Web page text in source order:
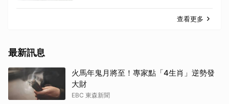
查看更多
最新訊息
火馬年鬼月將至！專家點「4生肖」逆勢發
大財
EBC 東森新聞